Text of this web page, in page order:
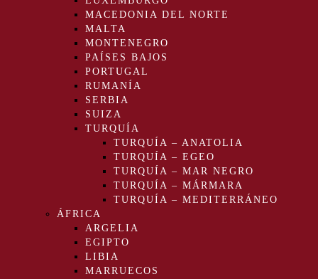
MACEDONIA DEL NORTE
MALTA
MONTENEGRO
PAÍSES BAJOS
PORTUGAL
RUMANÍA
SERBIA
SUIZA
TURQUÍA
TURQUÍA – ANATOLIA
TURQUÍA – EGEO
TURQUÍA – MAR NEGRO
TURQUÍA – MÁRMARA
TURQUÍA – MEDITERRÁNEO
ÁFRICA
ARGELIA
EGIPTO
LIBIA
MARRUECOS